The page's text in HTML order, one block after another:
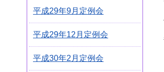
平成29年9月定例会
平成29年12月定例会
平成30年2月定例会